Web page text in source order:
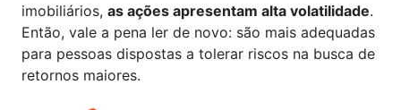
imobiliários, as ações apresentam alta volatilidade.
Então, vale a pena ler de novo: são mais adequadas
para pessoas dispostas a tolerar riscos na busca de
retornos maiores.